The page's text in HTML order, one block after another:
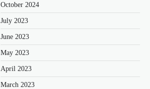
October 2024
July 2023
June 2023
May 2023
April 2023
March 2023